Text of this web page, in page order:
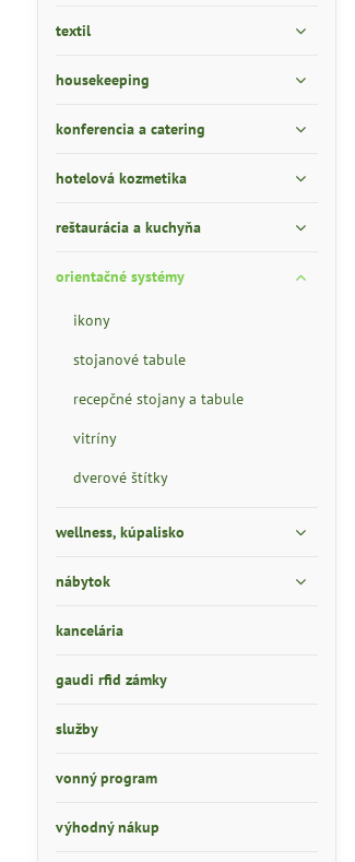
textil
housekeeping
konferencia a catering
hotelová kozmetika
reštaurácia a kuchyňa
orientačné systémy
ikony
stojanové tabule
recepčné stojany a tabule
vitríny
dverové štítky
wellness, kúpalisko
nábytok
kancelária
gaudi rfid zámky
služby
vonný program
výhodný nákup